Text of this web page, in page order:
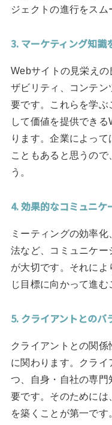
ジェクトの進行をスム
3. マーケティング知識
Webサイトの見栄え
ザビリティ、コンテ
要です。これらを学
して価値を提供でき
ります。企業によっ
こともあると思うので
う。
4. 効果的なコミュニ
ミーティングの効率
法など、コミュニケー
が大切です。それに
じ目標に向かって進む
5. クライアントとの
クライアントとの関
に関わります。クラ
つ、自身・自社の専
要です。そのために
を築くことが第一です